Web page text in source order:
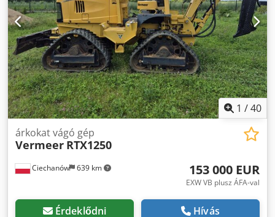
1 /40
Ciechanów 639 km
árkokat vágó gép
Vermeer RTX1250
153 000 EUR
EXW VB plusz ÁFA-val
Érdeklődni Hívás